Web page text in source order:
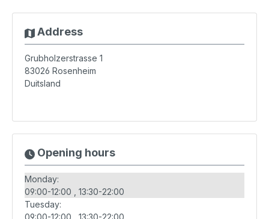
Address
Grubholzerstrasse 1
83026 Rosenheim
Duitsland
Opening hours
Monday:
09:00-12:00
13:30-22:00
Tuesday:
09:00-12:00
13:30-22:00